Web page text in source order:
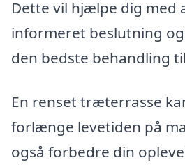
Dette vil hjælpe dig med
informeret beslutning
den bedste behandling
En renset træterrasse
forlænge levetiden på
også forbedre din